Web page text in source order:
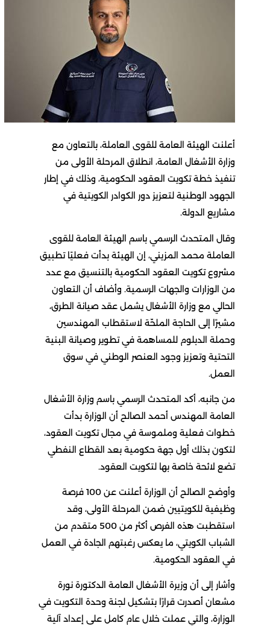
أعلنت الهيئة العامة للقوى العاملة، بالتعاون مع
وزارة الأشغال العامة، انطلاق المرحلة الأولى من
تنفيذ خطة تكويت العقود الحكومية، وذلك في إطار
الجهود الوطنية لتعزيز دور الكوادر الكويتية في
مشاريع الدولة.
وقال المتحدث الرسمي باسم الهيئة العامة للقوى
العاملة محمد المزيني، إن الهيئة بدأت فعليًا تطبيق
مشروع تكويت العقود الحكومية بالتنسيق مع عدد
من الوزارات والجهات الرسمية. وأضاف أن التعاون
الحالي مع وزارة الأشغال يشمل عقد صيانة الطرق،
مشيرًا إلى الحاجة الملحّة لاستقطاب المهندسين
وحملة الدبلوم للمساهمة في تطوير وصيانة البنية
التحتية وتعزيز وجود العنصر الوطني في سوق
العمل.
من جانبه، أكد المتحدث الرسمي باسم وزارة الأشغال
العامة المهندس أحمد الصالح أن الوزارة بدأت
خطوات فعلية وملموسة في مجال تكويت العقود،
لتكون بذلك أول جهة حكومية بعد القطاع النفطي
تضع لائحة خاصة بها لتكويت العقود.
وأوضح الصالح أن الوزارة أعلنت عن 100 فرصة
وظيفية للكويتيين ضمن المرحلة الأولى، وقد
استقطبت هذه الفرص أكثر من 500 متقدم من
الشباب الكويتي، ما يعكس رغبتهم الجادة في العمل
في العقود الحكومية.
وأشار إلى أن وزيرة الأشغال العامة الدكتورة نورة
مشعان أصدرت قرارًا بتشكيل لجنة وحدة التكويت في
الوزارة، والتي عملت خلال عام كامل على إعداد آلية